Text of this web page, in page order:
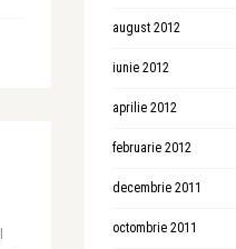
august 2012
iunie 2012
aprilie 2012
februarie 2012
decembrie 2011
octombrie 2011